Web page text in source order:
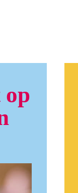
op